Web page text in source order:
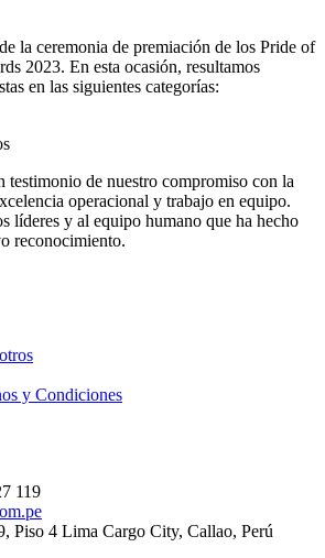
la ceremonia de premiación de los Pride of
2023. En esta ocasión, resultamos
en las siguientes categorías:
testimonio de nuestro compromiso con la
operacional y trabajo en equipo.
líderes y al equipo humano que ha hecho
reconocimiento.
y Condiciones
119
Piso 4 Lima Cargo City, Callao, Perú